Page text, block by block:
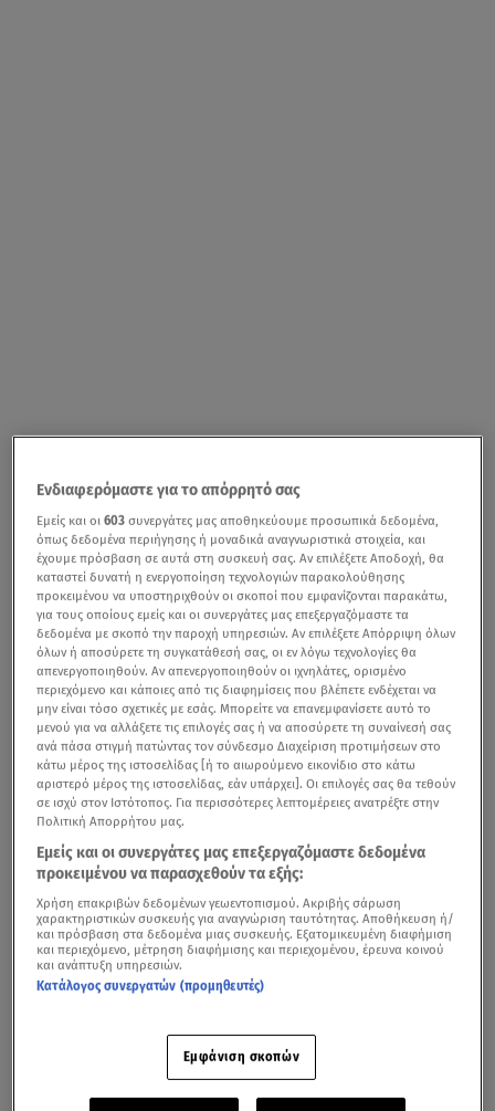
Μπορεί ο Ρουμπιάλες, προέδρος της ποδοσφαιρικής
Ενδιαφερόμαστε για το απόρρητό σας
Εμείς και οι603 συνεργάτες μας αποθηκεύουμε προσωπικά δεδομένα,
όπως δεδομένα περιήγησης ή μοναδικά αναγνωριστικά στοιχεία, και
έχουμε πρόσβαση σε αυτά στη συσκευή σας. Αν επιλέξετε Αποδοχή, θα
καταστεί δυνατή η ενεργοποίηση τεχνολογιών παρακολούθησης
προκειμένου να υποστηριχθούν οι σκοποί που εμφανίζονται παρακάτω,
για τους οποίους εμείς και οι συνεργάτες μας επεξεργαζόμαστε τα
δεδομένα με σκοπό την παροχή υπηρεσιών. Αν επιλέξετε Απόρριψη όλων
όλων ή αποσύρετε τη συγκατάθεσή σας, οι εν λόγω τεχνολογίες θα
απενεργοποιηθούν. Αν απενεργοποιηθούν οι ιχνηλάτες, ορισμένο
περιεχόμενο και κάποιες από τις διαφημίσεις που βλέπετε ενδέχεται να
μην είναι τόσο σχετικές με εσάς. Μπορείτε να επανεμφανίσετε αυτό το
μενού για να αλλάξετε τις επιλογές σας ή να αποσύρετε τη συναίνεσή σας
ανά πάσα στιγμή πατώντας τον σύνδεσμο Διαχείριση προτιμήσεων στο
κάτω μέρος της ιστοσελίδας [ή το αιωρούμενο εικονίδιο στο κάτω
αριστερό μέρος της ιστοσελίδας, εάν υπάρχει]. Οι επιλογές σας θα τεθούν
σε ισχύ στον Ιστότοπος. Για περισσότερες λεπτομέρειες ανατρέξτε στην
Πολιτική Απορρήτου μας.
Εμείς και οι συνεργάτες μας επεξεργαζόμαστε δεδομένα
προκειμένου να παρασχεθούν τα εξής:
Χρήση επακριβών δεδομένων γεωεντοπισμού. Ακριβής σάρωση
χαρακτηριστικών συσκευής για αναγνώριση ταυτότητας. Αποθήκευση ή/
και πρόσβαση στα δεδομένα μιας συσκευής. Εξατομικευμένη διαφήμιση
και περιεχόμενο, μέτρηση διαφήμισης και περιεχομένου, έρευνα κοινού
και ανάπτυξη υπηρεσιών.
Κατάλογος συνεργατών (προμηθευτές)
Εμφάνιση σκοπών